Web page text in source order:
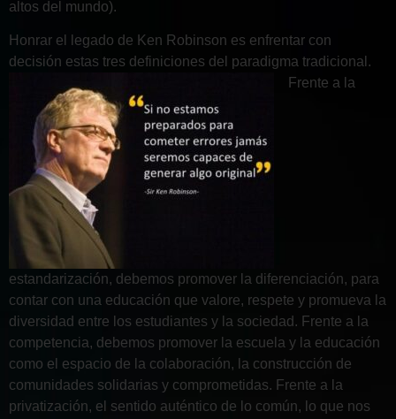
altos del mundo).
Honrar el legado de Ken Robinson es enfrentar con
decisión estas tres definiciones del paradigma tradicional.
Frente a la
estandarización, debemos promover la diferenciación, para
contar con una educación que valore, respete y promueva la
diversidad entre los estudiantes y la sociedad. Frente a la
competencia, debemos promover la escuela y la educación
como el espacio de la colaboración, la construcción de
comunidades solidarias y comprometidas. Frente a la
privatización, el sentido auténtico de lo común, lo que nos